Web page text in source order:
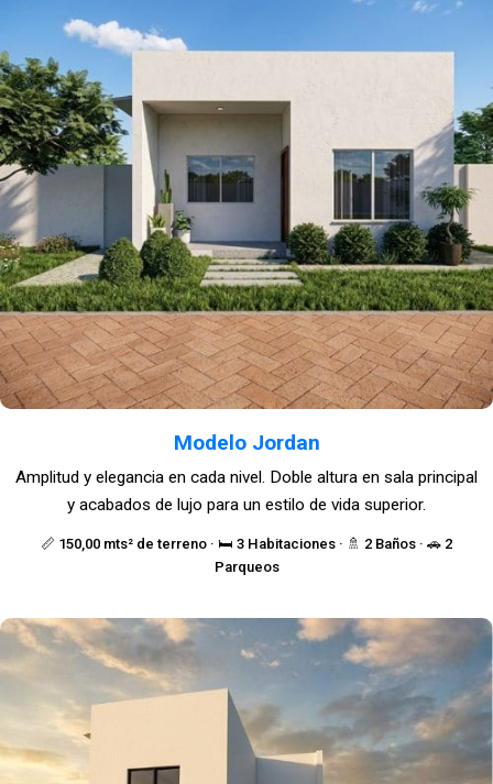
Modelo Jordan
📏 150,00 mts² de terreno · 🛏️ 3 Habitaciones · 🚿 2 Baños · 🚗 2
Parqueos
Amplitud y elegancia en cada nivel. Doble altura en sala principal
y acabados de lujo para un estilo de vida superior.